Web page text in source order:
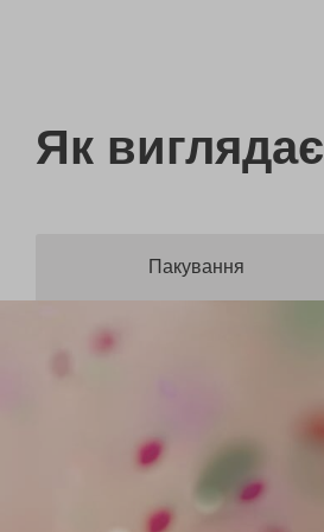
Як виглядає
Пакування